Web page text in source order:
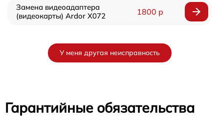
Замена видеоадаптера
(видеокарты) Ardor X072
1800 р
У меня другая неисправность
Гарантийные обязательства